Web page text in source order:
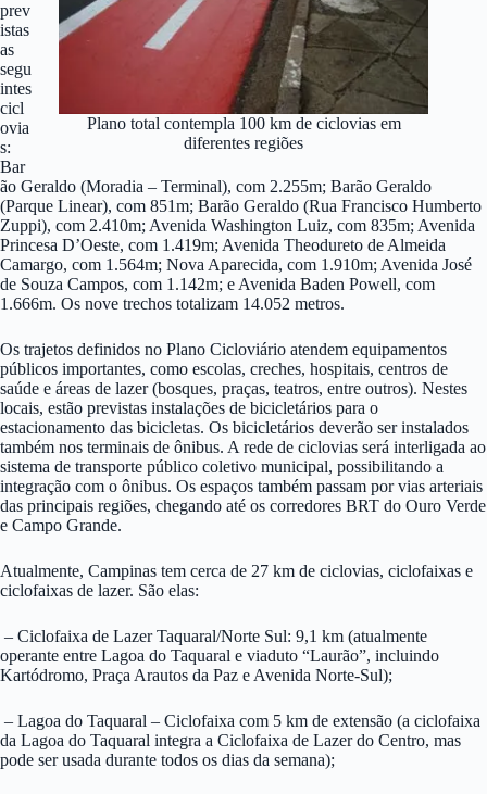
Plano total contempla 100 km de ciclovias em
diferentes regiões
prev
istas
as
segu
intes
cicl
ovia
s:
Bar
ão Geraldo (Moradia – Terminal), com 2.255m; Barão Geraldo
(Parque Linear), com 851m; Barão Geraldo (Rua Francisco Humberto
Zuppi), com 2.410m; Avenida Washington Luiz, com 835m; Avenida
Princesa D’Oeste, com 1.419m; Avenida Theodureto de Almeida
Camargo, com 1.564m; Nova Aparecida, com 1.910m; Avenida José
de Souza Campos, com 1.142m; e Avenida Baden Powell, com
1.666m. Os nove trechos totalizam 14.052 metros.
Os trajetos definidos no Plano Cicloviário atendem equipamentos
públicos importantes, como escolas, creches, hospitais, centros de
saúde e áreas de lazer (bosques, praças, teatros, entre outros). Nestes
locais, estão previstas instalações de bicicletários para o
estacionamento das bicicletas. Os bicicletários deverão ser instalados
também nos terminais de ônibus. A rede de ciclovias será interligada ao
sistema de transporte público coletivo municipal, possibilitando a
integração com o ônibus. Os espaços também passam por vias arteriais
das principais regiões, chegando até os corredores BRT do Ouro Verde
e Campo Grande.
Atualmente, Campinas tem cerca de 27 km de ciclovias, ciclofaixas e
ciclofaixas de lazer. São elas:
– Ciclofaixa de Lazer Taquaral/Norte Sul: 9,1 km (atualmente
operante entre Lagoa do Taquaral e viaduto “Laurão”, incluindo
Kartódromo, Praça Arautos da Paz e Avenida Norte-Sul);
– Lagoa do Taquaral – Ciclofaixa com 5 km de extensão (a ciclofaixa
da Lagoa do Taquaral integra a Ciclofaixa de Lazer do Centro, mas
pode ser usada durante todos os dias da semana);